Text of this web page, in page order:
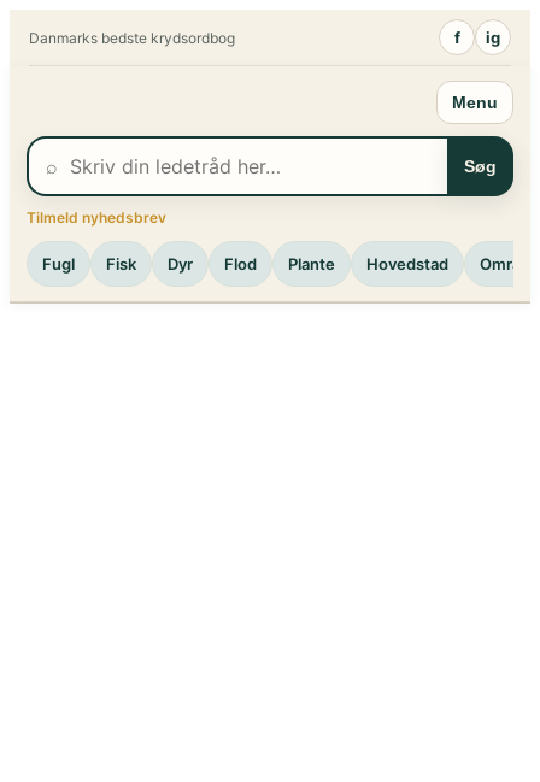
Danmarks bedste krydsordbog f ig
Menu
⌕ Søg
Tilmeld nyhedsbrev
Fugl Fisk Dyr Flod Plante Hovedstad Område